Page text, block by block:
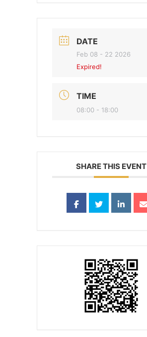
DATE
Feb 08 - 22 2026
Expired!
TIME
08:00 - 18:00
SHARE THIS EVENT